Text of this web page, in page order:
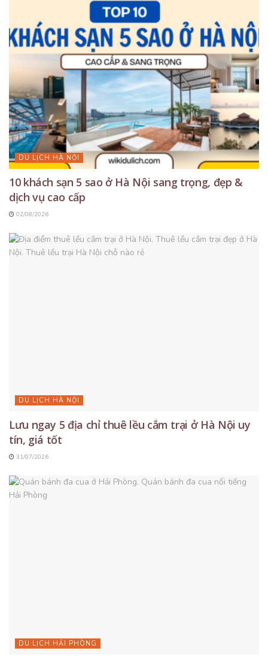
DU LỊCH HÀ NỘI
10 khách sạn 5 sao ở Hà Nội sang trọng, đẹp &
dịch vụ cao cấp
02/08/2026
DU LỊCH HÀ NỘI
Lưu ngay 5 địa chỉ thuê lều cắm trại ở Hà Nội uy
tín, giá tốt
31/07/2026
DU LỊCH HẢI PHÒNG